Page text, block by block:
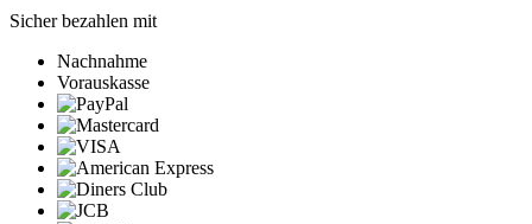
Sicher bezahlen mit
Nachnahme
Vorauskasse